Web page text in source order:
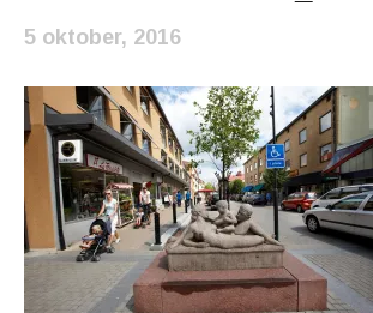
5 oktober, 2016